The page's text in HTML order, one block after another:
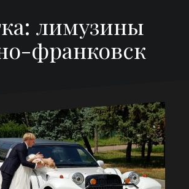
лимузины
франковск